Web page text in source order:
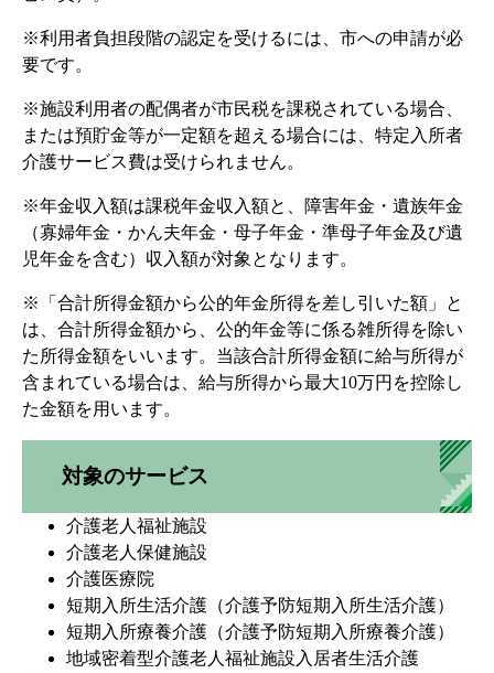
※利用者負担段階の認定を受けるには、市への申請が必
要です。
※施設利用者の配偶者が市民税を課税されている場合、
または預貯金等が一定額を超える場合には、特定入所者
介護サービス費は受けられません。
※年金収入額は課税年金収入額と、障害年金・遺族年金
（寡婦年金・かん夫年金・母子年金・準母子年金及び遺
児年金を含む）収入額が対象となります。
※「合計所得金額から公的年金所得を差し引いた額」と
は、合計所得金額から、公的年金等に係る雑所得を除い
た所得金額をいいます。当該合計所得金額に給与所得が
含まれている場合は、給与所得から最大10万円を控除し
た金額を用います。
対象のサービス
介護老人福祉施設
介護老人保健施設
介護医療院
短期入所生活介護（介護予防短期入所生活介護）
短期入所療養介護（介護予防短期入所療養介護）
地域密着型介護老人福祉施設入居者生活介護